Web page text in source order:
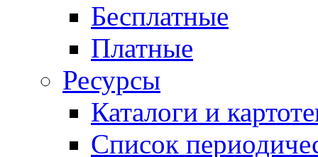
Бесплатные
Платные
Ресурсы
Каталоги и
Список